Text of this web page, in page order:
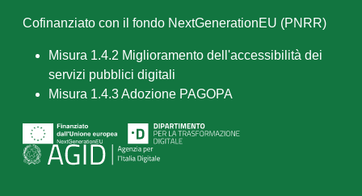
Cofinanziato con il fondo NextGenerationEU (PNRR)
Misura 1.4.2 Miglioramento dell'accessibilità dei
servizi pubblici digitali
Misura 1.4.3 Adozione PAGOPA